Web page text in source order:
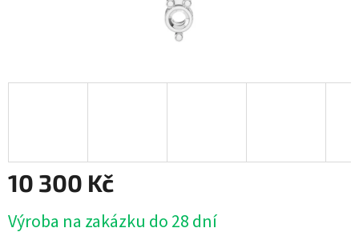
10 300 Kč
cena:
Výroba na zakázku do 28 dní